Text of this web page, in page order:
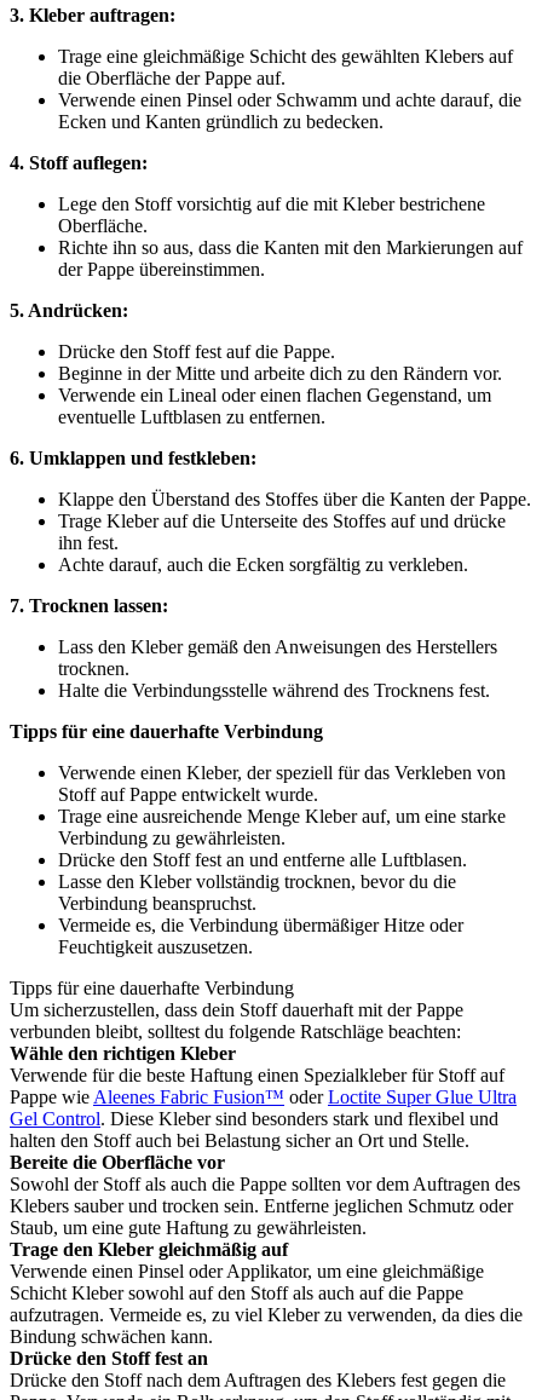
3. Kleber auftragen:
Trage eine gleichmäßige Schicht des gewählten Klebers auf
die Oberfläche der Pappe auf.
Verwende einen Pinsel oder Schwamm und achte darauf, die
Ecken und Kanten gründlich zu bedecken.
4. Stoff auflegen:
Lege den Stoff vorsichtig auf die mit Kleber bestrichene
Oberfläche.
Richte ihn so aus, dass die Kanten mit den Markierungen auf
der Pappe übereinstimmen.
5. Andrücken:
Drücke den Stoff fest auf die Pappe.
Beginne in der Mitte und arbeite dich zu den Rändern vor.
Verwende ein Lineal oder einen flachen Gegenstand, um
eventuelle Luftblasen zu entfernen.
6. Umklappen und festkleben:
Klappe den Überstand des Stoffes über die Kanten der Pappe.
Trage Kleber auf die Unterseite des Stoffes auf und drücke
ihn fest.
Achte darauf, auch die Ecken sorgfältig zu verkleben.
7. Trocknen lassen:
Lass den Kleber gemäß den Anweisungen des Herstellers
trocknen.
Halte die Verbindungsstelle während des Trocknens fest.
Tipps für eine dauerhafte Verbindung
Verwende einen Kleber, der speziell für das Verkleben von
Stoff auf Pappe entwickelt wurde.
Trage eine ausreichende Menge Kleber auf, um eine starke
Verbindung zu gewährleisten.
Drücke den Stoff fest an und entferne alle Luftblasen.
Lasse den Kleber vollständig trocknen, bevor du die
Verbindung beanspruchst.
Vermeide es, die Verbindung übermäßiger Hitze oder
Feuchtigkeit auszusetzen.
Tipps für eine dauerhafte Verbindung
Um sicherzustellen, dass dein Stoff dauerhaft mit der Pappe
verbunden bleibt, solltest du folgende Ratschläge beachten:
Wähle den richtigen Kleber
Verwende für die beste Haftung einen Spezialkleber für Stoff auf
Pappe wie Aleenes Fabric Fusion™ oderLoctite Super Glue Ultra
Gel Control. Diese Kleber sind besonders stark und flexibel und
halten den Stoff auch bei Belastung sicher an Ort und Stelle.
Bereite die Oberfläche vor
Sowohl der Stoff als auch die Pappe sollten vor dem Auftragen des
Klebers sauber und trocken sein. Entferne jeglichen Schmutz oder
Staub, um eine gute Haftung zu gewährleisten.
Trage den Kleber gleichmäßig auf
Verwende einen Pinsel oder Applikator, um eine gleichmäßige
Schicht Kleber sowohl auf den Stoff als auch auf die Pappe
aufzutragen. Vermeide es, zu viel Kleber zu verwenden, da dies die
Bindung schwächen kann.
Drücke den Stoff fest an
Drücke den Stoff nach dem Auftragen des Klebers fest gegen die